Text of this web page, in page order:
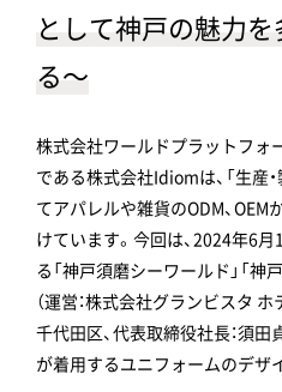
として神戸の魅力
る～
株式会社ワールドプラットフォ
である株式会社Idiomは、「生産
てアパレルや雑貨のODM、
けています。今回は、2024年6
る「神戸須磨シーワールド」「神
（運営：株式会社グランビスタ
千代田区、代表取締役社長：須田
が着用するユニフォームのデザ